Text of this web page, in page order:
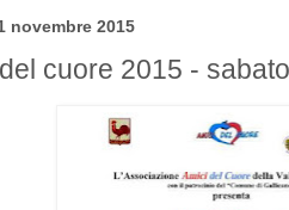
novembre 2015
cuore 2015 -